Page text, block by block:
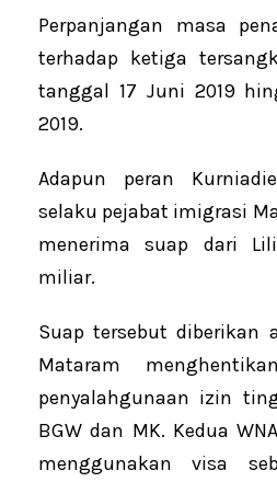
Perpanjangan masa
terhadap ketiga
tanggal 17 Juni 2019
2019.
Adapun peran
selaku pejabat imigrasi
menerima suap dari
miliar.
Suap tersebut diberikan
Mataram
penyalahgunaan izin
BGW dan MK. Kedua
menggunakan visa